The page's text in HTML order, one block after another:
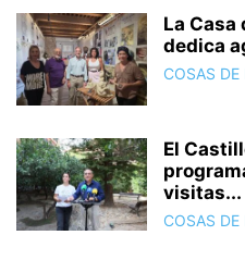
La Casa
dedica
COSAS DE
El
visitas...
COSAS DE